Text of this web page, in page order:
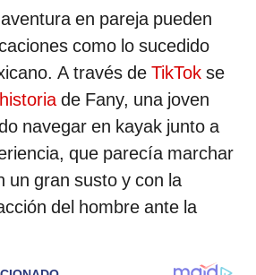
en pareja pueden
como lo sucedido
A través de TikTok se
de Fany, una joven
navegar en kayak junto a
que parecía marchar
un gran susto y con la
del hombre ante la